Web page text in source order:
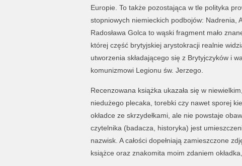
Europie. To także pozostająca w tle polityka
stopniowych niemieckich podbojów: Nadrenia,
Radosława Golca to wąski fragment mało
której część brytyjskiej arystokracji realnie
utworzenia składającego się z Brytyjczyków i
komunizmowi Legionu św. Jerzego.
Recenzowana książka ukazała się w
niedużego plecaka, torebki czy nawet sporej
okładce ze skrzydełkami, ale nie powstaje
czytelnika (badacza, historyka) jest
nazwisk. A całości dopełniają zamieszczone
książce oraz znakomita moim zdaniem